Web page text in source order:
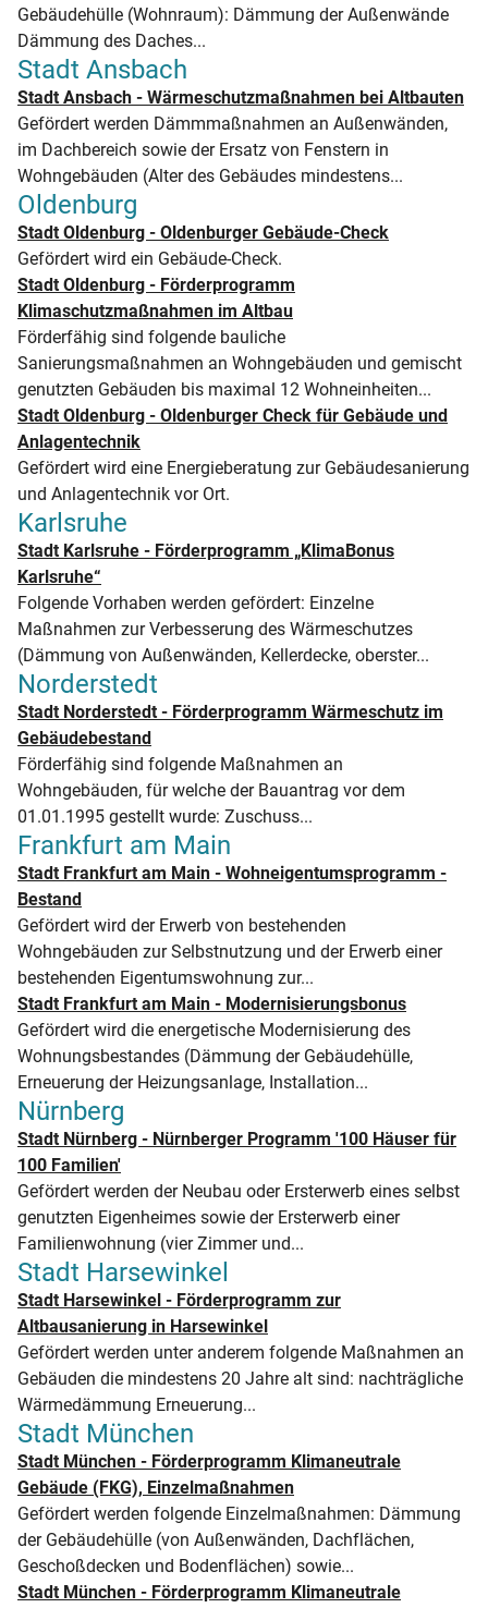
Gebäudehülle (Wohnraum): Dämmung der Außenwände
Dämmung des Daches...
Stadt Ansbach
Stadt Ansbach - Wärmeschutzmaßnahmen bei Altbauten
Gefördert werden Dämmmaßnahmen an Außenwänden,
im Dachbereich sowie der Ersatz von Fenstern in
Wohngebäuden (Alter des Gebäudes mindestens...
Oldenburg
Stadt Oldenburg - Oldenburger Gebäude-Check
Gefördert wird ein Gebäude-Check.
Stadt Oldenburg - Förderprogramm
Klimaschutzmaßnahmen im Altbau
Förderfähig sind folgende bauliche
Sanierungsmaßnahmen an Wohngebäuden und gemischt
genutzten Gebäuden bis maximal 12 Wohneinheiten...
Stadt Oldenburg - Oldenburger Check für Gebäude und
Anlagentechnik
Gefördert wird eine Energieberatung zur Gebäudesanierung
und Anlagentechnik vor Ort.
Karlsruhe
Stadt Karlsruhe - Förderprogramm „KlimaBonus
Karlsruhe“
Folgende Vorhaben werden gefördert: Einzelne
Maßnahmen zur Verbesserung des Wärmeschutzes
(Dämmung von Außenwänden, Kellerdecke, oberster...
Norderstedt
Stadt Norderstedt - Förderprogramm Wärmeschutz im
Gebäudebestand
Förderfähig sind folgende Maßnahmen an
Wohngebäuden, für welche der Bauantrag vor dem
01.01.1995 gestellt wurde: Zuschuss...
Frankfurt am Main
Stadt Frankfurt am Main - Wohneigentumsprogramm -
Bestand
Gefördert wird der Erwerb von bestehenden
Wohngebäuden zur Selbstnutzung und der Erwerb einer
bestehenden Eigentumswohnung zur...
Stadt Frankfurt am Main - Modernisierungsbonus
Gefördert wird die energetische Modernisierung des
Wohnungsbestandes (Dämmung der Gebäudehülle,
Erneuerung der Heizungsanlage, Installation...
Nürnberg
Stadt Nürnberg - Nürnberger Programm '100 Häuser für
100 Familien'
Gefördert werden der Neubau oder Ersterwerb eines selbst
genutzten Eigenheimes sowie der Ersterwerb einer
Familienwohnung (vier Zimmer und...
Stadt Harsewinkel
Stadt Harsewinkel - Förderprogramm zur
Altbausanierung in Harsewinkel
Gefördert werden unter anderem folgende Maßnahmen an
Gebäuden die mindestens 20 Jahre alt sind: nachträgliche
Wärmedämmung Erneuerung...
Stadt München
Stadt München - Förderprogramm Klimaneutrale
Gebäude (FKG), Einzelmaßnahmen
Gefördert werden folgende Einzelmaßnahmen: Dämmung
der Gebäudehülle (von Außenwänden, Dachflächen,
Geschoßdecken und Bodenflächen) sowie...
Stadt München - Förderprogramm Klimaneutrale